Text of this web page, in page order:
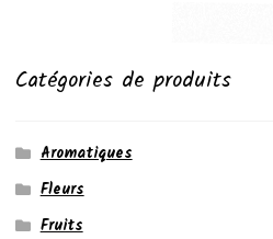
Catégories de produits
Aromatiques
Fleurs
Fruits